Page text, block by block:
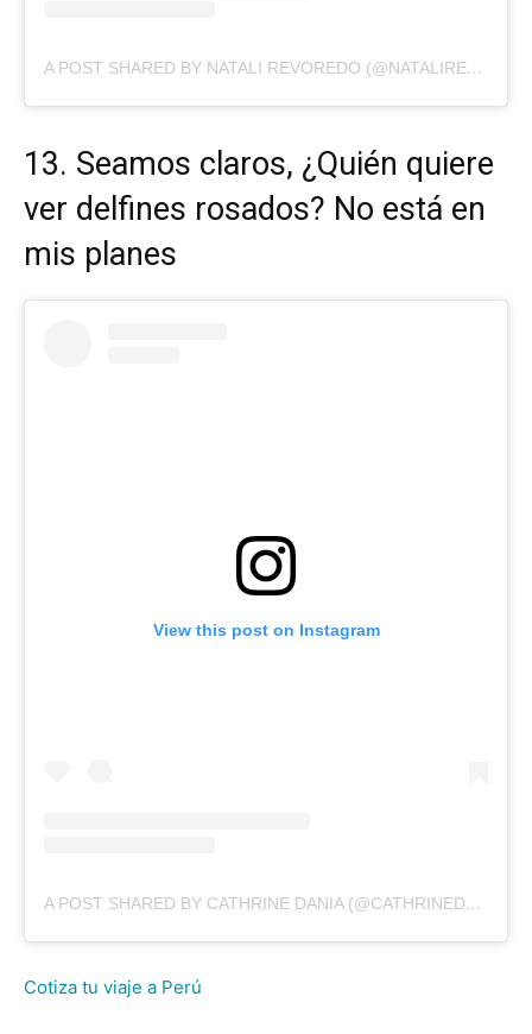
A POST SHARED BY NATALI REVOREDO (@NATALIREVOREDO)
13. Seamos claros, ¿Quién quiere
ver delfines rosados? No está en
mis planes
View this post on Instagram
A POST SHARED BY CATHRINE DANIA (@CATHRINEDANIA)
Cotiza tu viaje a Perú